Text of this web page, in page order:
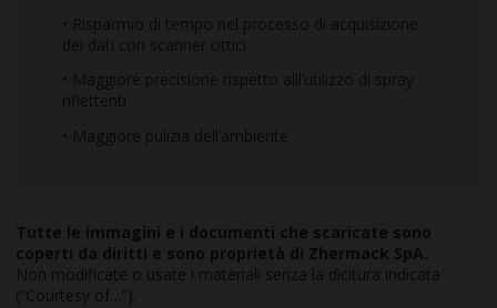
• Risparmio di tempo nel processo di acquisizione
dei dati con scanner ottici
• Maggiore precisione rispetto alll’utilizzo di spray
riflettenti
• Maggiore pulizia dell’ambiente
Tutte le immagini e i documenti che scaricate sono
coperti da diritti e sono proprietà di Zhermack SpA.
Non modificate o usate i materiali senza la dicitura indicata
(“Courtesy of…”).